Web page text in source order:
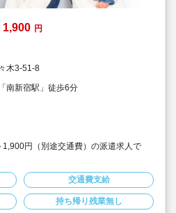
1,900 円
木3-51-8
南新宿駅」徒歩6分
円（別途交通費）の派遣求人で
線)・代々木駅(JR中央線・大江戸線)・
から徒歩圏内の公立保育園です。
わいい子どもたちが新しい先生を心待
交通費支給
持ち帰り残業無し